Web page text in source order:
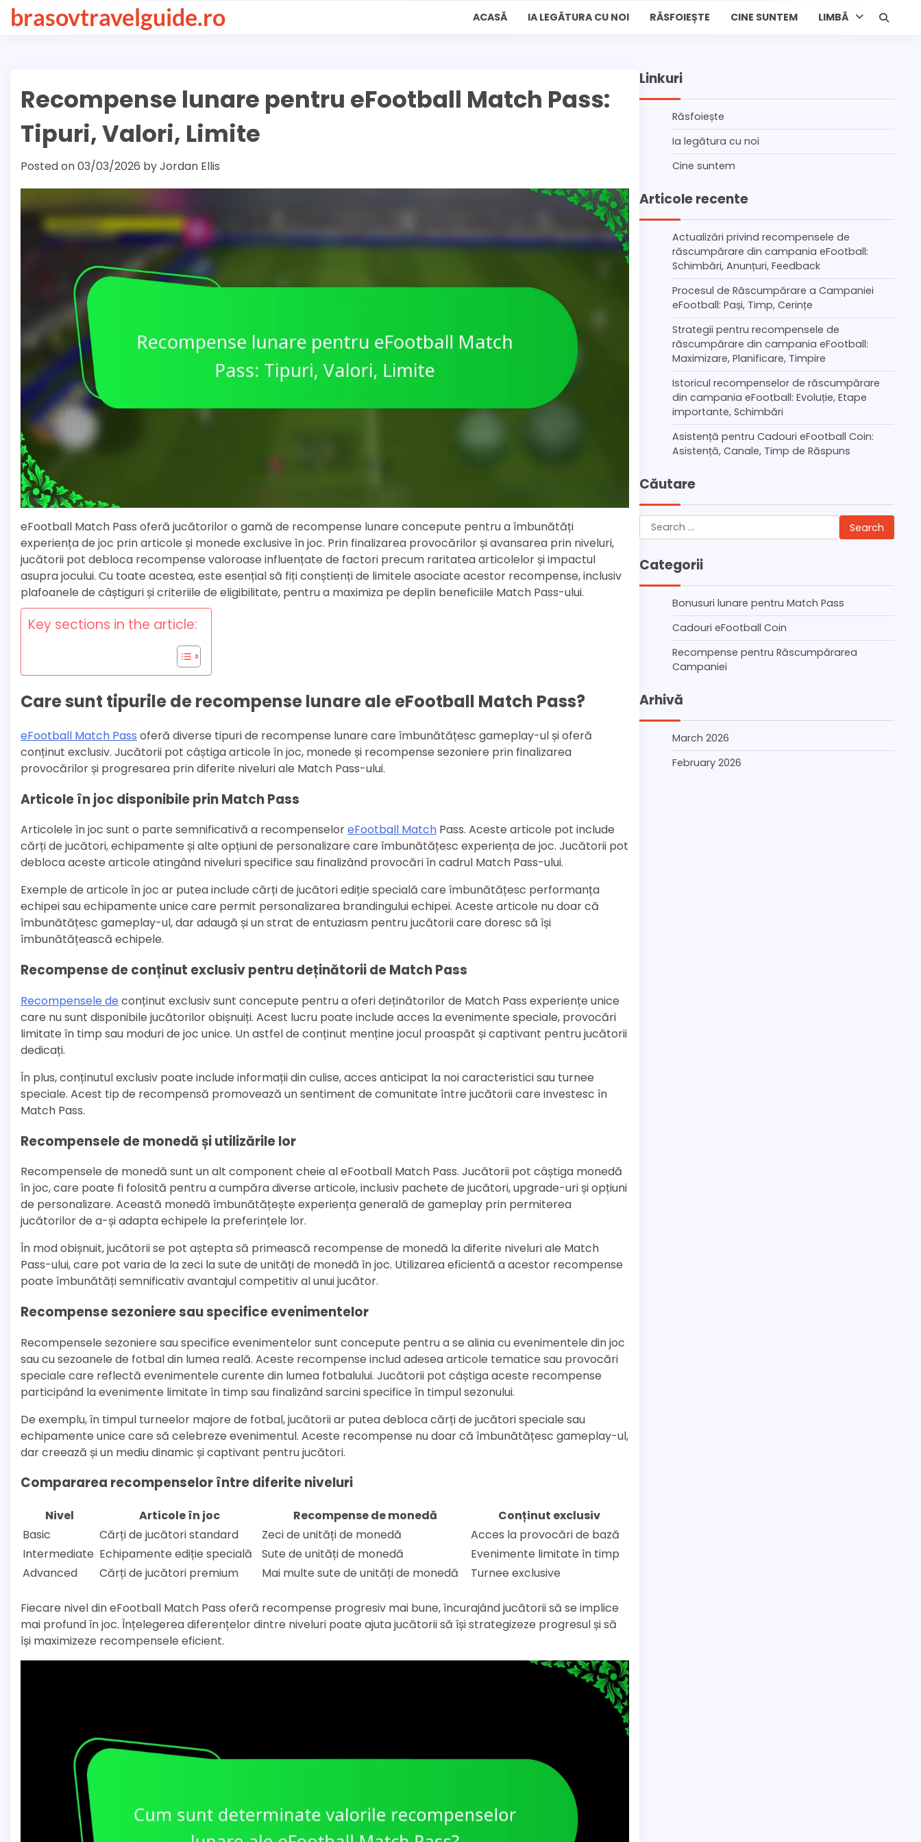
Skipbrasovtravelguide.ro ACASĂ IA LEGĂTURA CU NOI RĂSFOIEȘTE CINE SUNTEM LIMBĂ
Recompense lunare pentru eFootball Match Pass:
Tipuri, Valori, Limite
Posted on03/03/2026 byJordan Ellis
eFootball Match Pass oferă jucătorilor o gamă de recompense lunare concepute pentru a îmbunătăți
experiența de joc prin articole și monede exclusive în joc. Prin finalizarea provocărilor și avansarea prin niveluri,
jucătorii pot debloca recompense valoroase influențate de factori precum raritatea articolelor și impactul
asupra jocului. Cu toate acestea, este esențial să fiți conștienți de limitele asociate acestor recompense, inclusiv
plafoanele de câștiguri și criteriile de eligibilitate, pentru a maximiza pe deplin beneficiile Match Pass-ului.
Key sections in the article:
Care sunt tipurile de recompense lunare ale eFootball Match Pass?
eFootball Match Pass oferă diverse tipuri de recompense lunare care îmbunătățesc gameplay-ul și oferă
conținut exclusiv. Jucătorii pot câștiga articole în joc, monede și recompense sezoniere prin finalizarea
provocărilor și progresarea prin diferite niveluri ale Match Pass-ului.
Articole în joc disponibile prin Match Pass
Articolele în joc sunt o parte semnificativă a recompenseloreFootball Match Pass. Aceste articole pot include
cărți de jucători, echipamente și alte opțiuni de personalizare care îmbunătățesc experiența de joc. Jucătorii pot
debloca aceste articole atingând niveluri specifice sau finalizând provocări în cadrul Match Pass-ului.
Exemple de articole în joc ar putea include cărți de jucători ediție specială care îmbunătățesc performanța
echipei sau echipamente unice care permit personalizarea brandingului echipei. Aceste articole nu doar că
îmbunătățesc gameplay-ul, dar adaugă și un strat de entuziasm pentru jucătorii care doresc să își
îmbunătățească echipele.
Recompense de conținut exclusiv pentru deținătorii de Match Pass
Recompensele de conținut exclusiv sunt concepute pentru a oferi deținătorilor de Match Pass experiențe unice
care nu sunt disponibile jucătorilor obișnuiți. Acest lucru poate include acces la evenimente speciale, provocări
limitate în timp sau moduri de joc unice. Un astfel de conținut menține jocul proaspăt și captivant pentru jucătorii
dedicați.
În plus, conținutul exclusiv poate include informații din culise, acces anticipat la noi caracteristici sau turnee
speciale. Acest tip de recompensă promovează un sentiment de comunitate între jucătorii care investesc în
Match Pass.
Recompensele de monedă și utilizările lor
Recompensele de monedă sunt un alt component cheie al eFootball Match Pass. Jucătorii pot câștiga monedă
în joc, care poate fi folosită pentru a cumpăra diverse articole, inclusiv pachete de jucători, upgrade-uri și opțiuni
de personalizare. Această monedă îmbunătățește experiența generală de gameplay prin permiterea
jucătorilor de a-și adapta echipele la preferințele lor.
În mod obișnuit, jucătorii se pot aștepta să primească recompense de monedă la diferite niveluri ale Match
Pass-ului, care pot varia de la zeci la sute de unități de monedă în joc. Utilizarea eficientă a acestor recompense
poate îmbunătăți semnificativ avantajul competitiv al unui jucător.
Recompense sezoniere sau specifice evenimentelor
Recompensele sezoniere sau specifice evenimentelor sunt concepute pentru a se alinia cu evenimentele din joc
sau cu sezoanele de fotbal din lumea reală. Aceste recompense includ adesea articole tematice sau provocări
speciale care reflectă evenimentele curente din lumea fotbalului. Jucătorii pot câștiga aceste recompense
participând la evenimente limitate în timp sau finalizând sarcini specifice în timpul sezonului.
De exemplu, în timpul turneelor majore de fotbal, jucătorii ar putea debloca cărți de jucători speciale sau
echipamente unice care să celebreze evenimentul. Aceste recompense nu doar că îmbunătățesc gameplay-ul,
dar creează și un mediu dinamic și captivant pentru jucători.
Compararea recompenselor între diferite niveluri
Nivel Articole în joc Recompense de monedă
Conținut exclusiv
Basic
Cărți de jucători standard Zeci de unități de monedă
Acces la provocări de bază
Intermediate Echipamente ediție specială Sute de unități de monedă
Evenimente limitate în timp
Advanced
Cărți de jucători premium Mai multe sute de unități de monedă Turnee exclusive
Fiecare nivel din eFootball Match Pass oferă recompense progresiv mai bune, încurajând jucătorii să se implice
mai profund în joc. Înțelegerea diferențelor dintre niveluri poate ajuta jucătorii să își strategizeze progresul și să
își maximizeze recompensele eficient.
Linkuri
Răsfoiește
Ia legătura cu noi
Cine suntem
Articole recente
Actualizări privind recompensele de
răscumpărare din campania eFootball:
Schimbări, Anunțuri, Feedback
Procesul de Răscumpărare a Campaniei
eFootball: Pași, Timp, Cerințe
Strategii pentru recompensele de
răscumpărare din campania eFootball:
Maximizare, Planificare, Timpire
Istoricul recompenselor de răscumpărare
din campania eFootball: Evoluție, Etape
importante, Schimbări
Asistență pentru Cadouri eFootball Coin:
Asistență, Canale, Timp de Răspuns
Căutare
Search
for:
Categorii
Bonusuri lunare pentru Match Pass
Cadouri eFootball Coin
Recompense pentru Răscumpărarea
Campaniei
Arhivă
March 2026
February 2026